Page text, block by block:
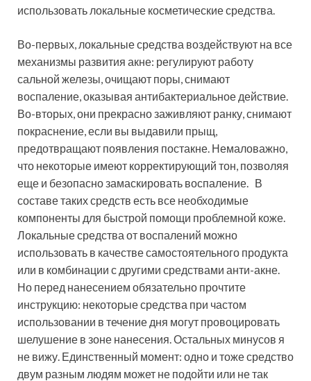
использовать локальные косметические средства.
Во-первых, локальные средства воздействуют на все
механизмы развития акне: регулируют работу
сальной железы, очищают поры, снимают
воспаление, оказывая антибактериальное действие.
Во-вторых, они прекрасно заживляют ранку, снимают
покраснение, если вы выдавили прыщ,
предотвращают появления постакне. Немаловажно,
что некоторые имеют корректирующий тон, позволяя
еще и безопасно замаскировать воспаление. В
составе таких средств есть все необходимые
компоненты для быстрой помощи проблемной коже.
Локальные средства от воспалений можно
использовать в качестве самостоятельного продукта
или в комбинации с другими средствами анти-акне.
Но перед нанесением обязательно прочтите
инструкцию: некоторые средства при частом
использовании в течение дня могут провоцировать
шелушение в зоне нанесения. Остальных минусов я
не вижу. Единственный момент: одно и тоже средство
двум разным людям может не подойти или не так